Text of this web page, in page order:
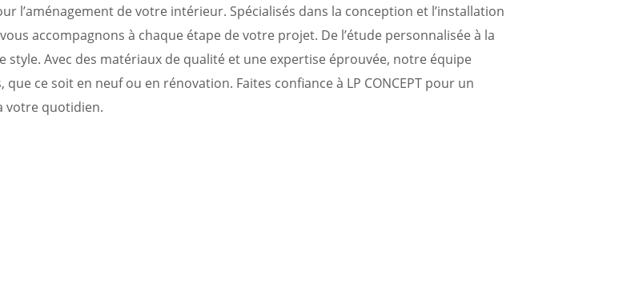
l’aménagement de votre intérieur. Spécialisés dans la conception et l’installation
accompagnons à chaque étape de votre projet. De l’étude personnalisée à la
Avec des matériaux de qualité et une expertise éprouvée, notre équipe
ce soit en neuf ou en rénovation. Faites confiance à LP CONCEPT pour un
votre quotidien.